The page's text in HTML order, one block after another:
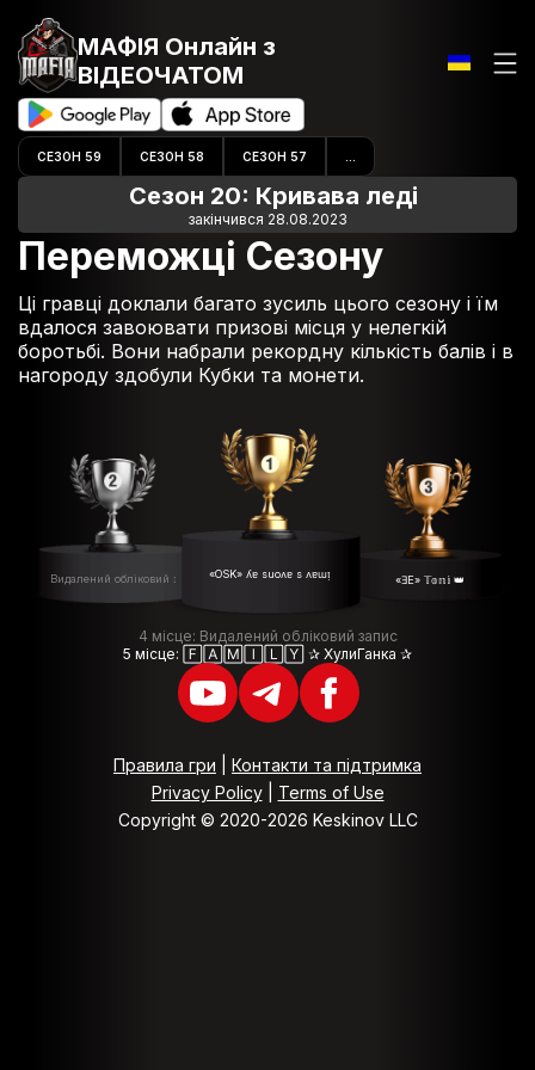
МАФІЯ Онлайн з
ВІДЕОЧАТОМ
СЕЗОН 59 СЕЗОН 58 СЕЗОН 57
Сезон 20: Кривава леді
закінчився 28.08.2023
Переможці Сезону
Ці гравці доклали багато зусиль цього сезону і їм
вдалося завоювати призові місця у нелегкій
боротьбі. Вони набрали рекордну кількість балів і в
нагороду здобули Кубки та монети.
«OSK» ʎɐ suoʌɐ s ʌɐɯᴉ
Видалений обліковий запис «ƎE» 𝕋𝕠𝕟𝕚 👑
4 місце: Видалений обліковий запис
5 місце: 🄵🄰🄼🄸🄻🅈 ✰ ХулиГанка ✰
Правила гри
Контакти та підтримка
Privacy Policy| Terms of Use
Copyright © 2020-2026 Keskinov LLC